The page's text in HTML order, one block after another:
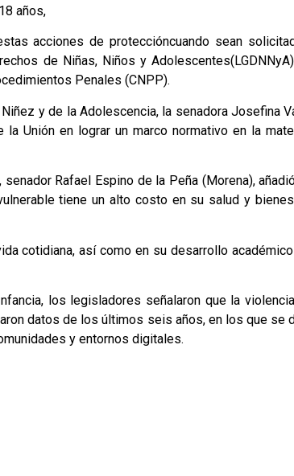
años,
acciones de proteccióncuando sean
de Niñas, Niños y
Penales (CNPP).
y de la Adolescencia, la senadora Josefina
Unión en lograr un marco normativo en la
Rafael Espino de la Peña (Morena),
tiene un alto costo en su salud y
cotidiana, así como en su desarrollo
los legisladores señalaron que la
datos de los últimos seis años, en los que se
y entornos digitales.